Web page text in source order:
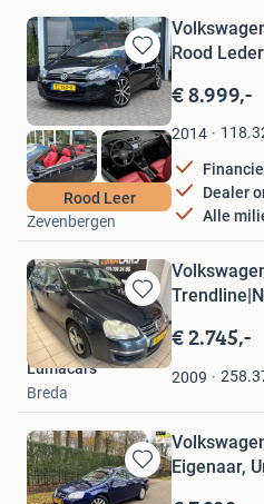
Bewaren
in
Mijn
Favorieten
Rood Leer
Rood Leder
€ 8.999,-
2014
Dealer
Alle
Eerlijk Rijden
Zevenbergen
Bewaren
in
Mijn
Favorieten
€ 2.745,-
2009
Lumacars
Breda
Bewaren
Eigenaar,